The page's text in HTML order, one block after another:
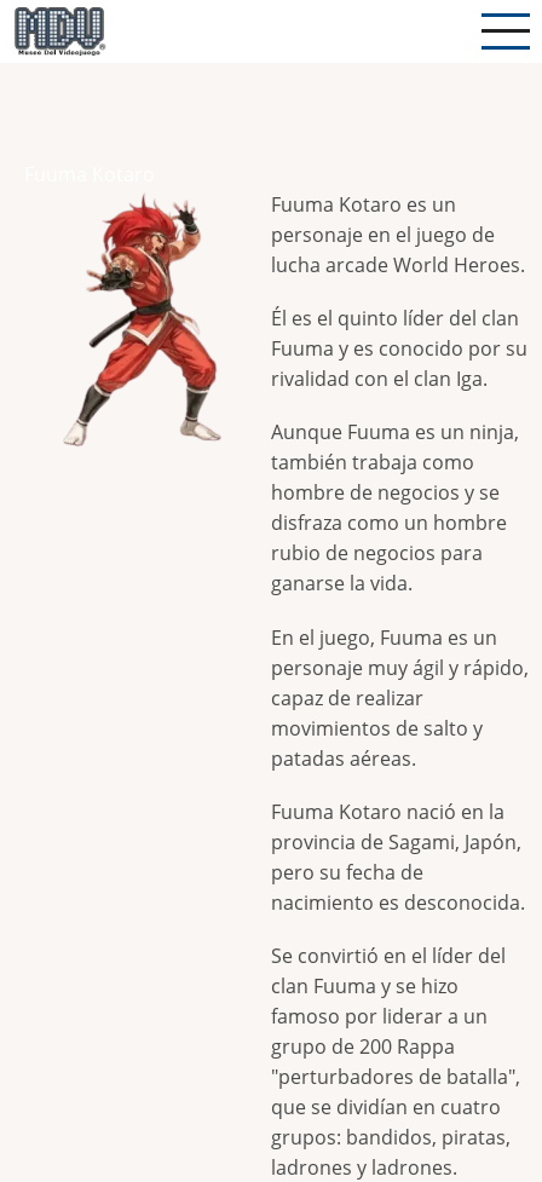
Pasar
al
Fuuma Kotaro es un
personaje en el juego de
lucha arcade World Heroes.
Él es el quinto líder del clan
Fuuma y es conocido por su
rivalidad con el clan Iga.
Aunque Fuuma es un ninja,
también trabaja como
hombre de negocios y se
disfraza como un hombre
rubio de negocios para
ganarse la vida.
En el juego, Fuuma es un
personaje muy ágil y rápido,
capaz de realizar
movimientos de salto y
patadas aéreas.
Fuuma Kotaro nació en la
provincia de Sagami, Japón,
pero su fecha de
nacimiento es desconocida.
Se convirtió en el líder del
clan Fuuma y se hizo
famoso por liderar a un
grupo de 200 Rappa
"perturbadores de batalla",
que se dividían en cuatro
grupos: bandidos, piratas,
ladrones y ladrones.